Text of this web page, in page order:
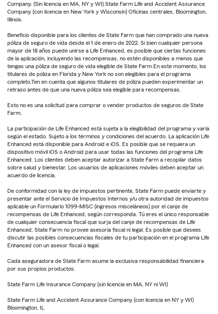
Company. (Sin licencia en MA, NY y WI) State Farm Life and Accident Assurance
Company (con licencia en New York y Wisconsin) Oficinas centrales, Bloomington,
Illinois.
Beneficio disponible para los clientes de State Farm que han comprado una nueva
póliza de seguro de vida desde el 1 de enero de 2022. Si bien cualquier persona
mayor de 18 años puede unirse a Life Enhanced, es posible que ciertas funciones
de la aplicación, incluyendo las recompensas, no estén disponibles a menos que
tengas una póliza de seguro de vida elegible de State Farm.En este momento, los
titulares de póliza en Florida y New York no son elegibles para el programa
completo.Ten en cuenta que algunos titulares de póliza pueden experimentar un
retraso antes de que una nueva póliza sea elegible para recompensas.
Esto no es una solicitud para comprar o vender productos de seguros de State
Farm.
La participación de Life Enhanced está sujeta a la elegibilidad del programa y varía
según el estado. Sujeto a los términos y condiciones del acuerdo. La aplicación Life
Enhanced está disponible para Android e iOS. Es posible que se requiera un
dispositivo móvil iOS o Android para usar todas las funciones del programa Life
Enhanced. Los clientes deben aceptar autorizar a State Farm a recopilar datos
sobre salud y bienestar. Los usuarios de aplicaciones móviles deben aceptar un
acuerdo de licencia.
De conformidad con la ley de impuestos pertinente, State Farm puede enviarte y
presentar ante el Servicio de Impuestos Internos y/u otra autoridad de impuestos
aplicable un Formulario 1099-MISC (ingresos misceláneos) por el canje de
recompensas de Life Enhanced, según corresponda. Tú eres el único responsable
de cualquier consecuencia fiscal que surja del canje de recompensas de Life
Enhanced. State Farm no provee asesoría fiscal ni legal. Es posible que desees
discutir las posibles consecuencias fiscales de tu participación en el programa Life
Enhanced con un asesor fiscal o legal.
Cada aseguradora de State Farm asume la exclusiva responsabilidad financiera
por sus propios productos.
State Farm Life Insurance Company (sin licencia en MA, NY ni WI)
State Farm Life and Accident Assurance Company (con licencia en NY y WI)
Bloomington, IL